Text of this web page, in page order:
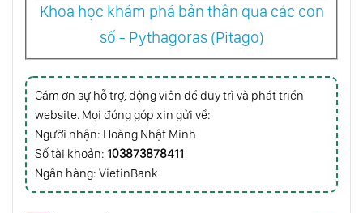
Siêu Trái Đất Những Cái Bẫy Trọng Lực Của
Vũ Trụ
Vụ Nổ Tia Gamma Đang Hướng Về Trái Đất
(Wr104)
Khoa học khám phá bản thân qua các con
số - Pythagoras (Pitago)
Cám ơn sự hỗ trợ, động viên để duy trì và phát triển
website. Mọi đóng góp xin gửi về:
Người nhận: Hoàng Nhật Minh
Số tài khoản: 103873878411
Ngân hàng: VietinBank